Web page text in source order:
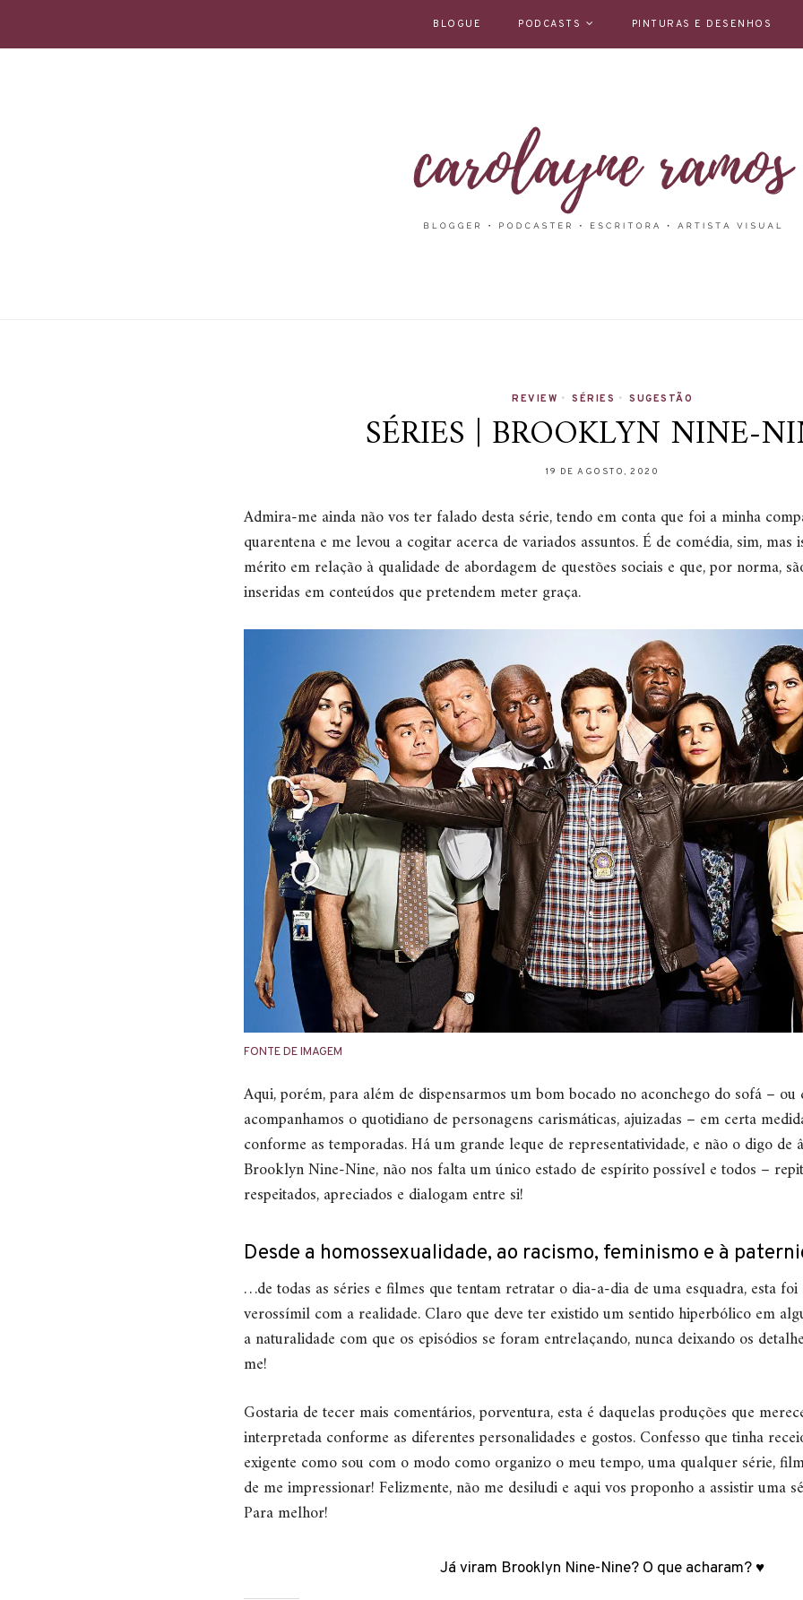
BLOGUE PODCASTS PINTURAS E DESENHOS
REVIEW • SÉRIES • SUGESTÃO
SÉRIES | BROOKLYN NINE-
19 DE AGOSTO, 2020
Admira-me ainda não vos ter falado desta série, tendo em conta que foi a minha
quarentena e me levou a cogitar acerca de variados assuntos. É de comédia, sim,
mérito em relação à qualidade de abordagem de questões sociais e que, por norma,
inseridas em conteúdos que pretendem meter graça.
FONTE DE IMAGEM
Aqui, porém, para além de dispensarmos um bom bocado no aconchego do sofá – ou
acompanhamos o quotidiano de personagens carismáticas, ajuizadas – em certa
conforme as temporadas. Há um grande leque de representatividade, e não o digo
Brooklyn Nine-Nine, não nos falta um único estado de espírito possível e todos –
respeitados, apreciados e dialogam entre si!
Desde a homossexualidade, ao racismo, feminismo e à
…de todas as séries e filmes que tentam retratar o dia-a-dia de uma esquadra, esta
verossímil com a realidade. Claro que deve ter existido um sentido hiperbólico em
a naturalidade com que os episódios se foram entrelaçando, nunca deixando os
me!
Gostaria de tecer mais comentários, porventura, esta é daquelas produções que
interpretada conforme as diferentes personalidades e gostos. Confesso que tinha
exigente como sou com o modo como organizo o meu tempo, uma qualquer série,
de me impressionar! Felizmente, não me desiludi e aqui vos proponho a assistir uma
Para melhor!
Já viram Brooklyn Nine-Nine? O que acharam? ♥